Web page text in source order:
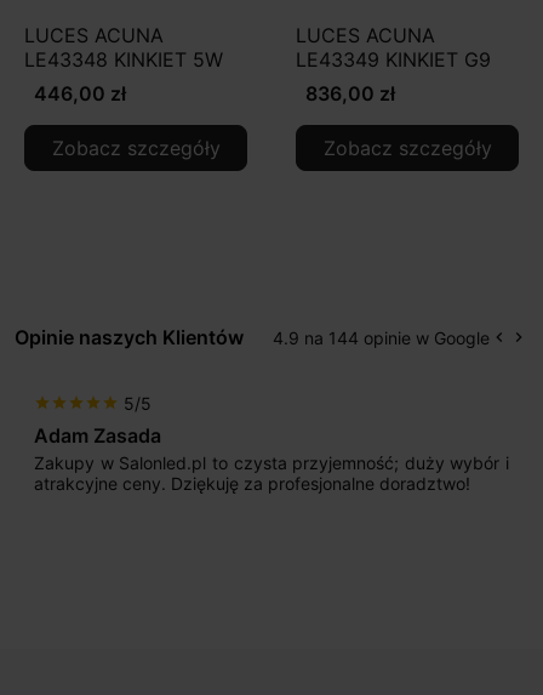
LUCES ACUNA
LE43348 KINKIET 5W
446,00 zł
Zobacz szczegóły
LUCES ACUNA
LE43349 KINKIET G9
836,00 zł
Zobacz szczegóły
Opinie naszych Klientów 4.9 na 144 opinie w Google keyboard_arrow_left keyboard_arrow_right
star star star star star 5/5
Adam Zasada
Zakupy w Salonled.pl to czysta przyjemność; duży wybór i
atrakcyjne ceny. Dziękuję za profesjonalne doradztwo!